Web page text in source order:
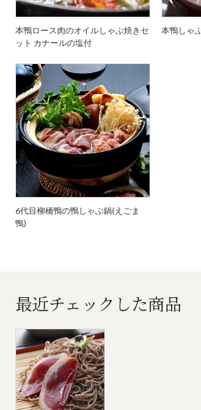
本鴨ロース肉のオイルしゃぶ焼きセ
ット カナールの塩付
本鴨しゃ
6代目柳橋鴨の鴨しゃぶ鍋(えごま
鴨)
最近チェックした商品